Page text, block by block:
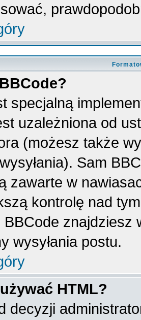
specjalną
uzależniona od
(możesz także
Sam
zawarte w
kontrolę nad
BBCode
wysyłania postu.
HTML?
decyzji